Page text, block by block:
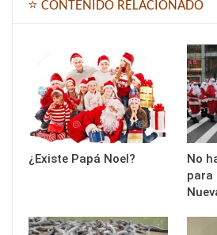
⭐ CONTENIDO RELACIONADO
¿Existe Papá Noel?
No
para